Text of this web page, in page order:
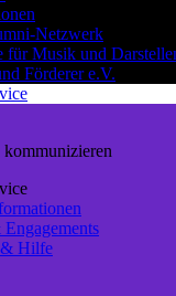
Netzwerk
für Musik und
Förderer e.V.
Hilfe